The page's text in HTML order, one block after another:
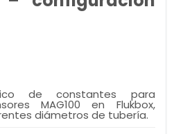
de constantes para
MAG100 en Flukbox,
diámetros de tubería.